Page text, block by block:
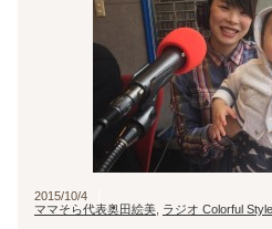
2015/10/4
ママそら代表奥田絵美 ラジオ Colorful